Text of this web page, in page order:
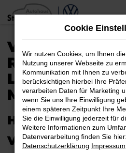
Zum
Hauptinhalt
VW ID.3 EU-
REIMPORT |
MINDEN
VW ID.3 EU-
Cookie
Wir nutzen Cookies, um Ihnen
Nutzung unserer Webseite zu
Kommunikation mit Ihnen zu
berücksichtigen hierbei Ihre
verarbeiten Daten für Marketing
wenn Sie uns Ihre Einwilligung
einem späteren Zeitpunkt Ihre
Sie die Einwilligung jederzeit für
Weitere Informationen zum
Datenverarbeitung finden Sie hier:
Datenschutzerklärung Impressum